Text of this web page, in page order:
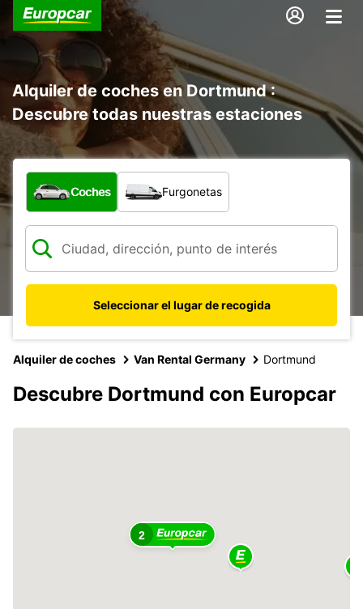
Alquiler de coches en Dortmund :
Descubre todas nuestras estaciones
¿Qué tipo de vehículo?
Coches Furgonetas
Seleccionar el lugar de recogida
Alquiler de coches Van Rental Germany Dortmund
Descubre Dortmund con Europcar
2